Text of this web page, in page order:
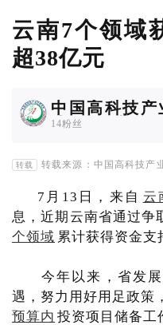
云南7个领域
超38亿元
中国高科技产
成果转化协作
14粉丝
转载
转载来源：中国高科技产
7月13日，来自 云
息，近期云南省通过争
个领域 累计获得资金支
今年以来，省发展
遇，努力用好用足政策
预算内 投资项目储备工